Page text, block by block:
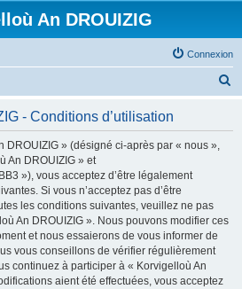
An DROUIZIG
Connexion
- Conditions d’utilisation
DROUIZIG » (désigné ci-après par « nous »,
An DROUIZIG » et
»), vous acceptez d’être légalement
Si vous n’acceptez pas d’être
les conditions suivantes, veuillez ne pas
An DROUIZIG ». Nous pouvons modifier ces
et nous essaierons de vous informer de
vous conseillons de vérifier régulièrement
continuez à participer à « Korvigelloù An
aient été effectuées, vous acceptez